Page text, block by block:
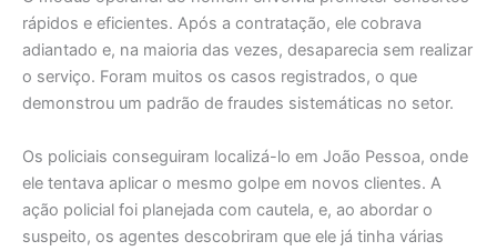
rápidos e eficientes. Após a contratação, ele cobrava
adiantado e, na maioria das vezes, desaparecia sem realizar
o serviço. Foram muitos os casos registrados, o que
demonstrou um padrão de fraudes sistemáticas no setor.
Os policiais conseguiram localizá-lo em João Pessoa, onde
ele tentava aplicar o mesmo golpe em novos clientes. A
ação policial foi planejada com cautela, e, ao abordar o
suspeito, os agentes descobriram que ele já tinha várias